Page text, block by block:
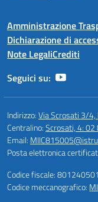
Amministrazione
Dichiarazione di
Note LegaliCrediti
Seguici su:
Indirizzo:Via Scrosati 3/4,
Centralino:Scrosati, 4:
Email:
Posta elettronica
Codice fiscale:
Codice meccanografico: